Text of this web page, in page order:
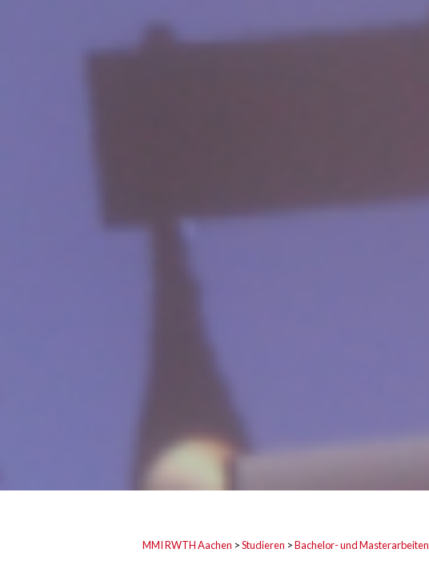
MMI RWTH Aachen >Studieren >Bachelor- und Masterarbeiten